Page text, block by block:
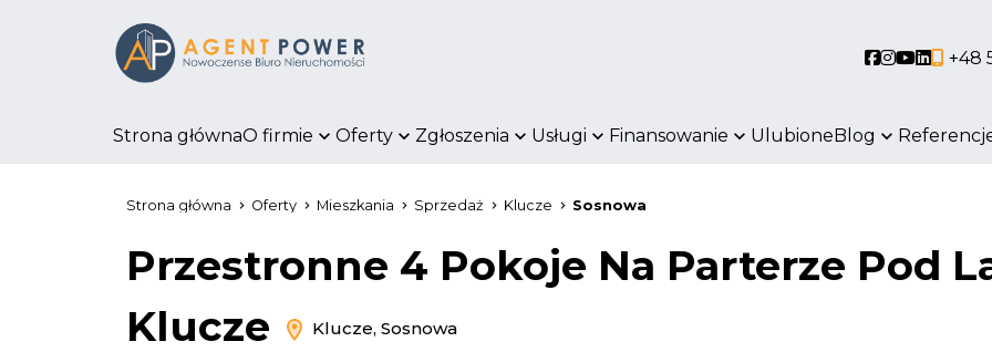
Social link
Social link
Social
Social
+48
Strona głównaO firmie Oferty Zgłoszenia Usługi Finansowanie UlubioneBlog
Strona główna Oferty Mieszkania Sprzedaż Klucze Sosnowa
Przestronne 4 Pokoje Na Parterze Pod
Klucze
Klucze, Sosnowa